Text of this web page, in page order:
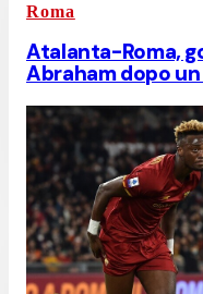
Roma
Atalanta-Roma,
Abraham dopo